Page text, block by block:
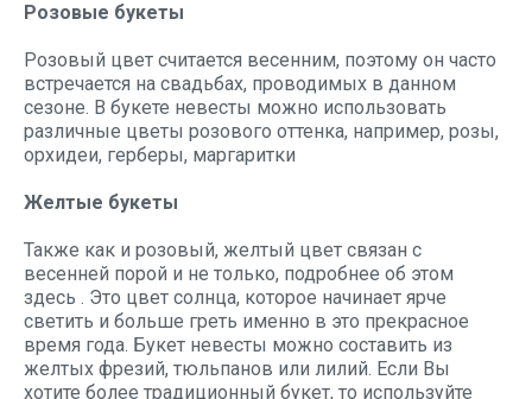
Розовые букеты
Розовый цвет считается весенним, поэтому он часто
встречается на свадьбах, проводимых в данном
сезоне. В букете невесты можно использовать
различные цветы розового оттенка, например, розы,
орхидеи, герберы, маргаритки
Желтые букеты
Также как и розовый, желтый цвет связан с
весенней порой и не только, подробнее об этом
здесь . Это цвет солнца, которое начинает ярче
светить и больше греть именно в это прекрасное
время года. Букет невесты можно составить из
желтых фрезий, тюльпанов или лилий. Если Вы
хотите более традиционный букет, то используйте